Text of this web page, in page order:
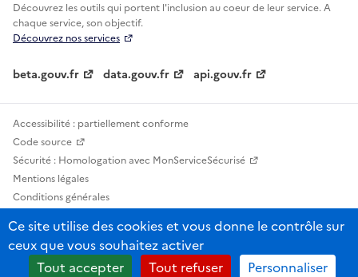
Découvrez les outils qui portent l'inclusion aucoeur de leur service. A
chaque service, son objectif.
Découvrez nos services
beta.gouv.fr data.gouv.fr api.gouv.fr
Accessibilité : partiellement conforme
Code source
Sécurité : Homologation avec MonServiceSécurisé
Mentions légales
Conditions générales
Statistiques, lexiques et indicateurs
Sauf mention contraire, tous les contenus de ce site sont sous licence
etalab-2.0
Ce site utilise des cookies et vous donne le contrôle sur
ceux que vous souhaitez activer
Tout accepter
Tout refuser Personnaliser